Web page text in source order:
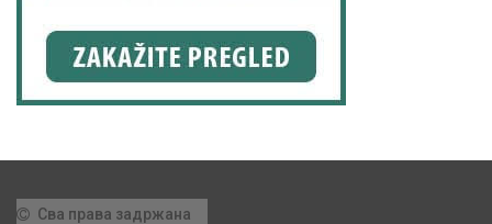
Сва права задржана